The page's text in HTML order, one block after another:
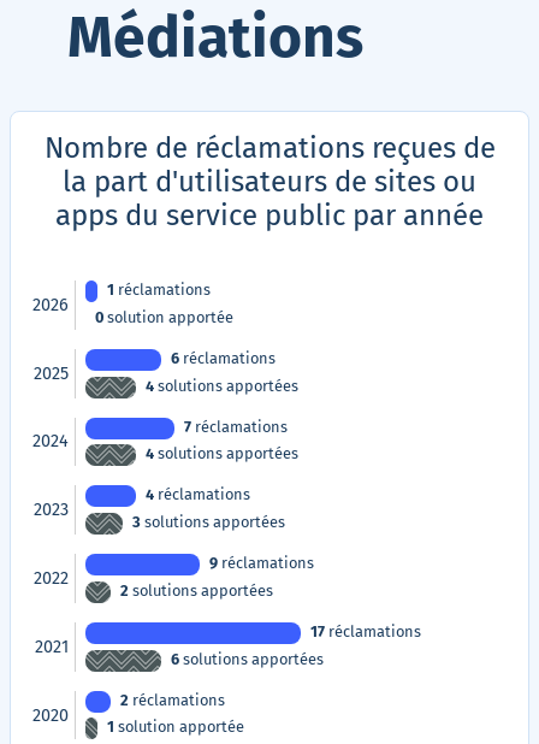
Médiations
Nombre de réclamations reçues de
la part d'utilisateurs de sites ou
apps du service public par année
2026
1 réclamations
0solution apportée
2025
6 réclamations
4 solutions apportées
2024
7réclamations
4 solutions apportées
2023
4 réclamations
3 solutions apportées
2022
9réclamations
2 solutions apportées
2021
17 réclamations
6 solutions apportées
2020
2 réclamations
1 solution apportée